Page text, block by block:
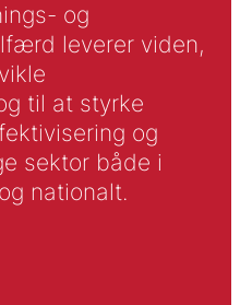
og
leverer viden,
til at styrke
og
sektor både i
nationalt.